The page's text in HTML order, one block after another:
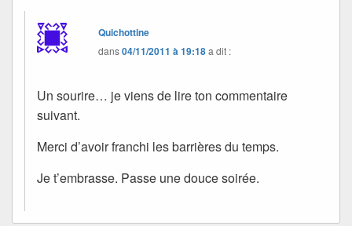
Quichottine
dans04/11/2011 à 19:18a dit :
Un sourire… je viens de lire ton commentaire
suivant.
Merci d’avoir franchi les barrières du temps.
Je t’embrasse. Passe une douce soirée.